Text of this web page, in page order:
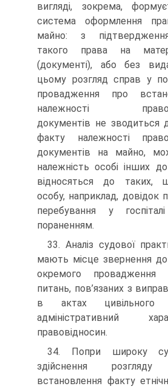
вигляді, зокрема,
система оформлення
майно: з
такого права на
(документі), або без
цьому розгляд справ у
провадження про
належності
документів не зводиться
факту належності
документів на майно,
належність особі інших
відносяться до таких,
особу, наприклад, довідок
перебування у
пораненням.
33. Аналіз судової
мають місце звернення
окремого провадження
питань, пов’язаних з
в актах цивільного
адміністративний
правовідносин.
34. Попри широку
здійснення
встановлення факту